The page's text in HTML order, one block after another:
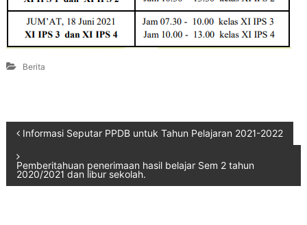
Berita
Informasi Seputar PPDB untuk Tahun Pelajaran 2021-2022
Pemberitahuan penerimaan hasil belajar Sem 2 tahun
2020/2021 dan libur sekolah.